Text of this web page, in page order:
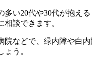
い20代や30代が抱え
談できます。
などで、緑内障や白
う。